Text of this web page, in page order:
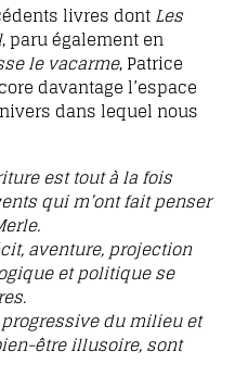
livres dontLes
, paru également en
le vacarme, Patrice
davantage l’espace
dans lequel nous
est tout à la fois
qui m’ont fait penser
aventure, projection
et politique se
du milieu et
être illusoire, sont